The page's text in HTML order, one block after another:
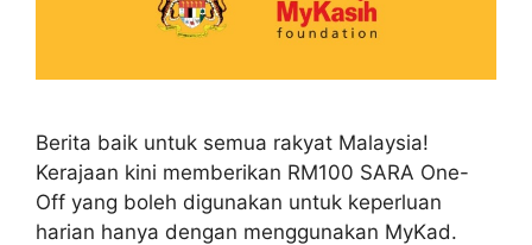
Berita baik untuk semua rakyat Malaysia!
Kerajaan kini memberikan RM100 SARA One-
Off yang boleh digunakan untuk keperluan
harian hanya dengan menggunakan MyKad.